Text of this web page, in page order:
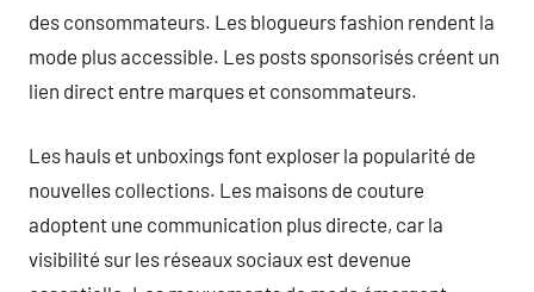
des consommateurs. Les blogueurs fashion rendent la
mode plus accessible. Les posts sponsorisés créent un
lien direct entre marques et consommateurs.
Les hauls et unboxings font exploser la popularité de
nouvelles collections. Les maisons de couture
adoptent une communication plus directe, car la
visibilité sur les réseaux sociaux est devenue